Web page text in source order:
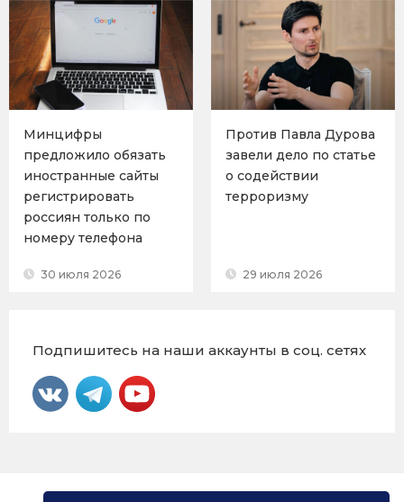
Минцифры
предложило обязать
иностранные сайты
регистрировать
россиян только по
номеру телефона
30 июля 2026
Против Павла Дурова
завели дело по статье
о содействии
терроризму
29 июля 2026
Подпишитесь на наши аккаунты в соц. сетях